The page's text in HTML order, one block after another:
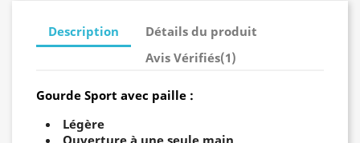
Description
Détails du produit
Avis Vérifiés(1)
Gourde Sport avec paille :
Légère
Ouverture à une seule main